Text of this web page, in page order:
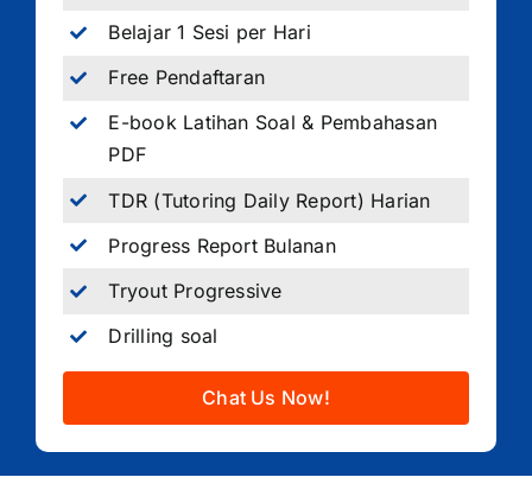
Belajar 1 Sesi per Hari
Free Pendaftaran
E-book Latihan Soal & Pembahasan
PDF
TDR (Tutoring Daily Report) Harian
Progress Report Bulanan
Tryout Progressive
Drilling soal
Chat Us Now!